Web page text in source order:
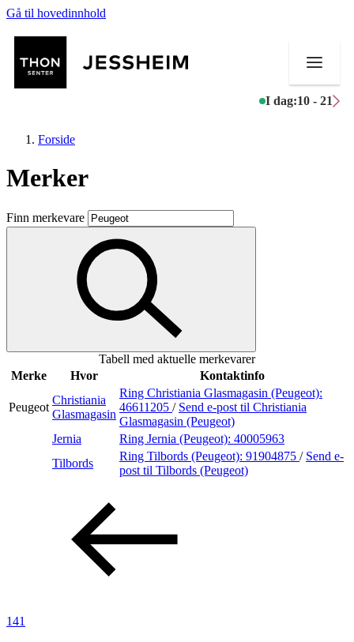
Gå til hovedinnhold
I dag:10 - 21
Butikker
Mat og drikke
Aktiviteter
Inspirasjon
Praktisk informasjon
Ledige stillinger
Gavekort
Forside
Merker
Finn merkevare
Tabell med aktuelle merkevarer
Merke
Hvor Kontaktinfo
Peugeot
Christiania
Glasmagasin
Ring Christiania Glasmagasin (Peugeot):
46611205 / Send e-post til Christiania
Glasmagasin (Peugeot)
Jernia
Ring Jernia (Peugeot): 40005963
Tilbords
Ring Tilbords (Peugeot): 91904875 / Send e-
post til Tilbords (Peugeot)
141